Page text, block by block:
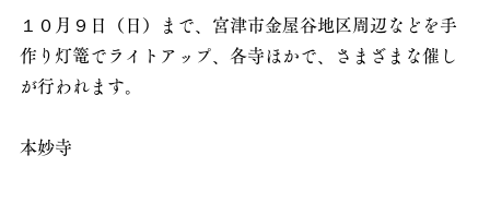
１０月９日（日）まで、宮津市金屋谷地区周辺などを手
作り灯篭でライトアップ、各寺ほかで、さまざまな催し
が行われます。
本妙寺